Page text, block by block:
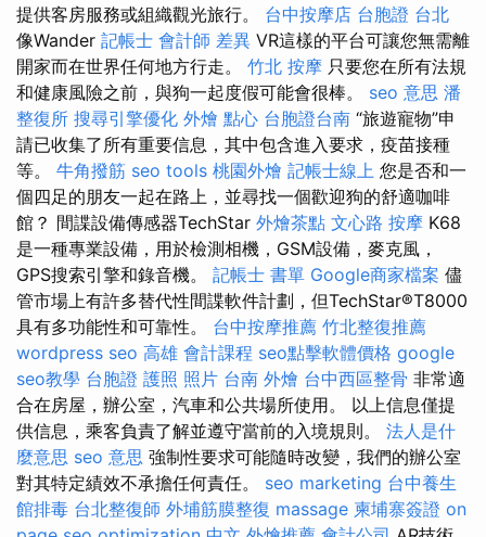
提供客房服務或組織觀光旅行。 台中按摩店 台胞證 台北
像Wander 記帳士 會計師 差異 VR這樣的平台可讓您無需離
開家而在世界任何地方行走。 竹北 按摩 只要您在所有法規
和健康風險之前，與狗一起度假可能會很棒。 seo 意思 潘
整復所 搜尋引擎優化 外燴 點心 台胞證台南 “旅遊寵物”申
請已收集了所有重要信息，其中包含進入要求，疫苗接種
等。 牛角撥筋 seo tools 桃園外燴 記帳士線上 您是否和一
個四足的朋友一起在路上，並尋找一個歡迎狗的舒適咖啡
館？ 間諜設備傳感器TechStar 外燴茶點 文心路 按摩 K68
是一種專業設備，用於檢測相機，GSM設備，麥克風，
GPS搜索引擎和錄音機。 記帳士 書單 Google商家檔案 儘
管市場上有許多替代性間諜軟件計劃，但TechStar®T8000
具有多功能性和可靠性。 台中按摩推薦 竹北整復推薦
wordpress seo 高雄 會計課程 seo點擊軟體價格 google
seo教學 台胞證 護照 照片 台南 外燴 台中西區整骨 非常適
合在房屋，辦公室，汽車和公共場所使用。 以上信息僅提
供信息，乘客負責了解並遵守當前的入境規則。 法人是什
麼意思 seo 意思 強制性要求可能隨時改變，我們的辦公室
對其特定績效不承擔任何責任。 seo marketing 台中養生
館排毒 台北整復師 外埔筋膜整復 massage 柬埔寨簽證 on